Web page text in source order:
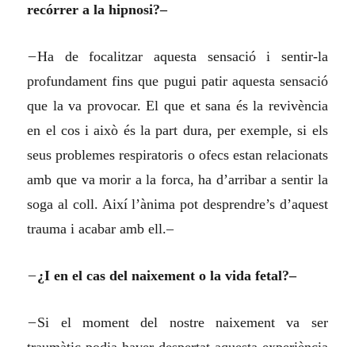
recórrer a la hipnosi?–
–Ha de focalitzar aquesta sensació i sentir-la
profundament fins que pugui patir aquesta sensació
que la va provocar. El que et sana és la revivència
en el cos i això és la part dura, per exemple, si els
seus problemes respiratoris o ofecs estan relacionats
amb que va morir a la forca, ha d’arribar a sentir la
soga al coll. Així l’ànima pot desprendre’s d’aquest
trauma i acabar amb ell.–
–¿I en el cas del naixement o la vida fetal?–
–Si el moment del nostre naixement va ser